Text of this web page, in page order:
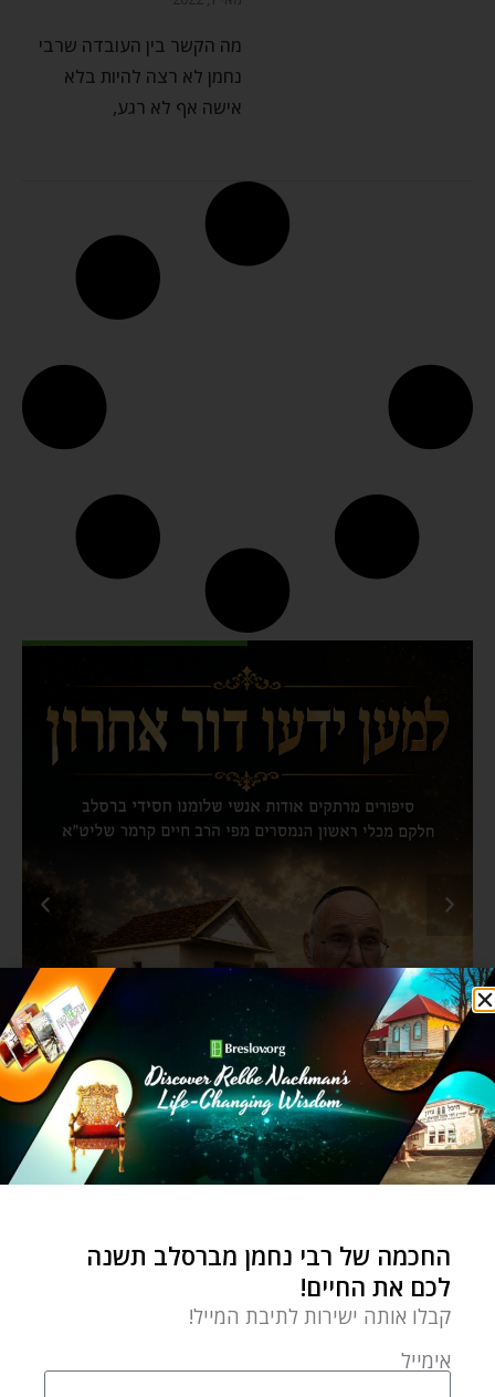
מה הקשר בין העובדה שרבי
נחמן לא רצה להיות בלא
אישה אף לא רגע,
החכמה של רבי נחמן מברסלב תשנה
לכם את החיים!
קבלו אותה ישירות לתיבת המייל!
אימייל